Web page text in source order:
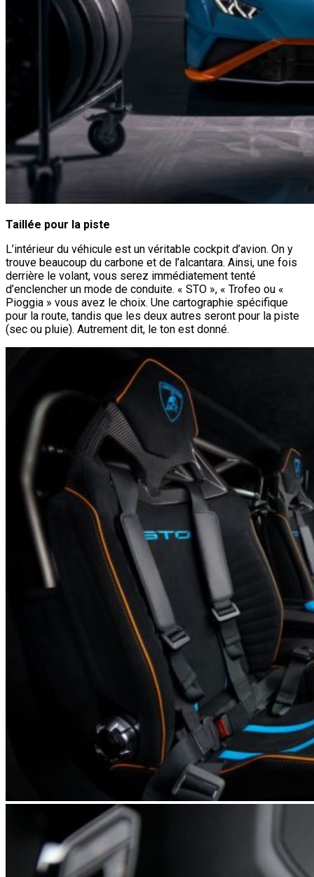
Taillée pour la piste
L’intérieur du véhicule est un véritable cockpit d’avion. On y
trouve beaucoup du carbone et de l’alcantara. Ainsi, une fois
derrière le volant, vous serez immédiatement tenté
d’enclencher un mode de conduite. « STO », « Trofeo ou «
Pioggia » vous avez le choix. Une cartographie spécifique
pour la route, tandis que les deux autres seront pour la piste
(sec ou pluie). Autrement dit, le ton est donné.